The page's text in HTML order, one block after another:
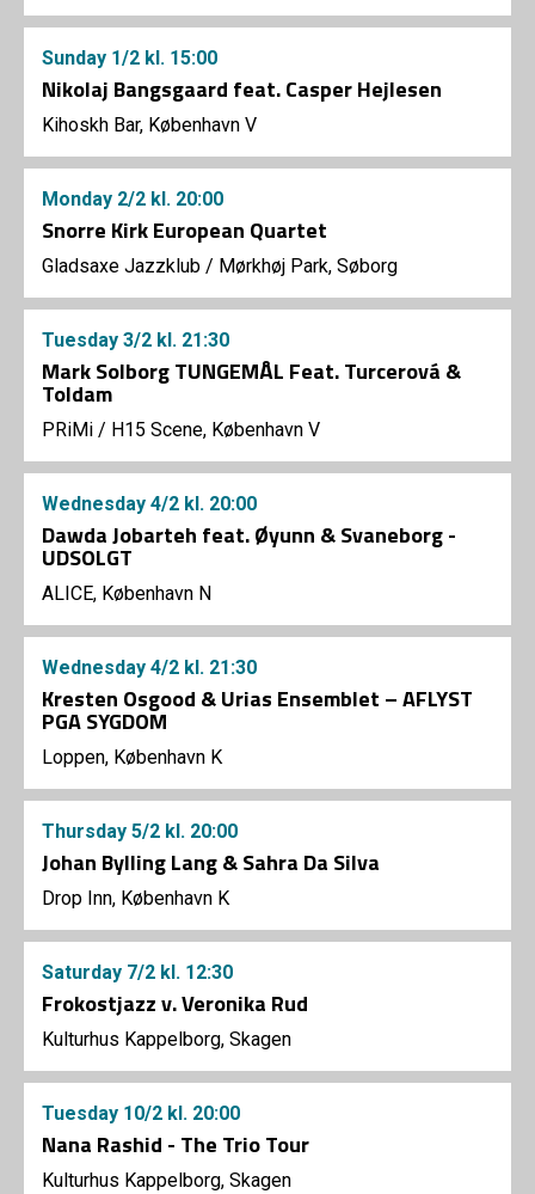
Sunday 1/2 kl. 15:00
Nikolaj Bangsgaard feat. Casper Hejlesen
Kihoskh Bar, København V
Monday 2/2 kl. 20:00
Snorre Kirk European Quartet
Gladsaxe Jazzklub / Mørkhøj Park, Søborg
Tuesday 3/2 kl. 21:30
Mark Solborg TUNGEMÅL Feat. Turcerová &
Toldam
PRiMi / H15 Scene, København V
Wednesday 4/2 kl. 20:00
Dawda Jobarteh feat. Øyunn & Svaneborg -
UDSOLGT
ALICE, København N
Wednesday 4/2 kl. 21:30
Kresten Osgood & Urias Ensemblet – AFLYST
PGA SYGDOM
Loppen, København K
Thursday 5/2 kl. 20:00
Johan Bylling Lang & Sahra Da Silva
Drop Inn, København K
Saturday 7/2 kl. 12:30
Frokostjazz v. Veronika Rud
Kulturhus Kappelborg, Skagen
Tuesday 10/2 kl. 20:00
Nana Rashid - The Trio Tour
Kulturhus Kappelborg, Skagen